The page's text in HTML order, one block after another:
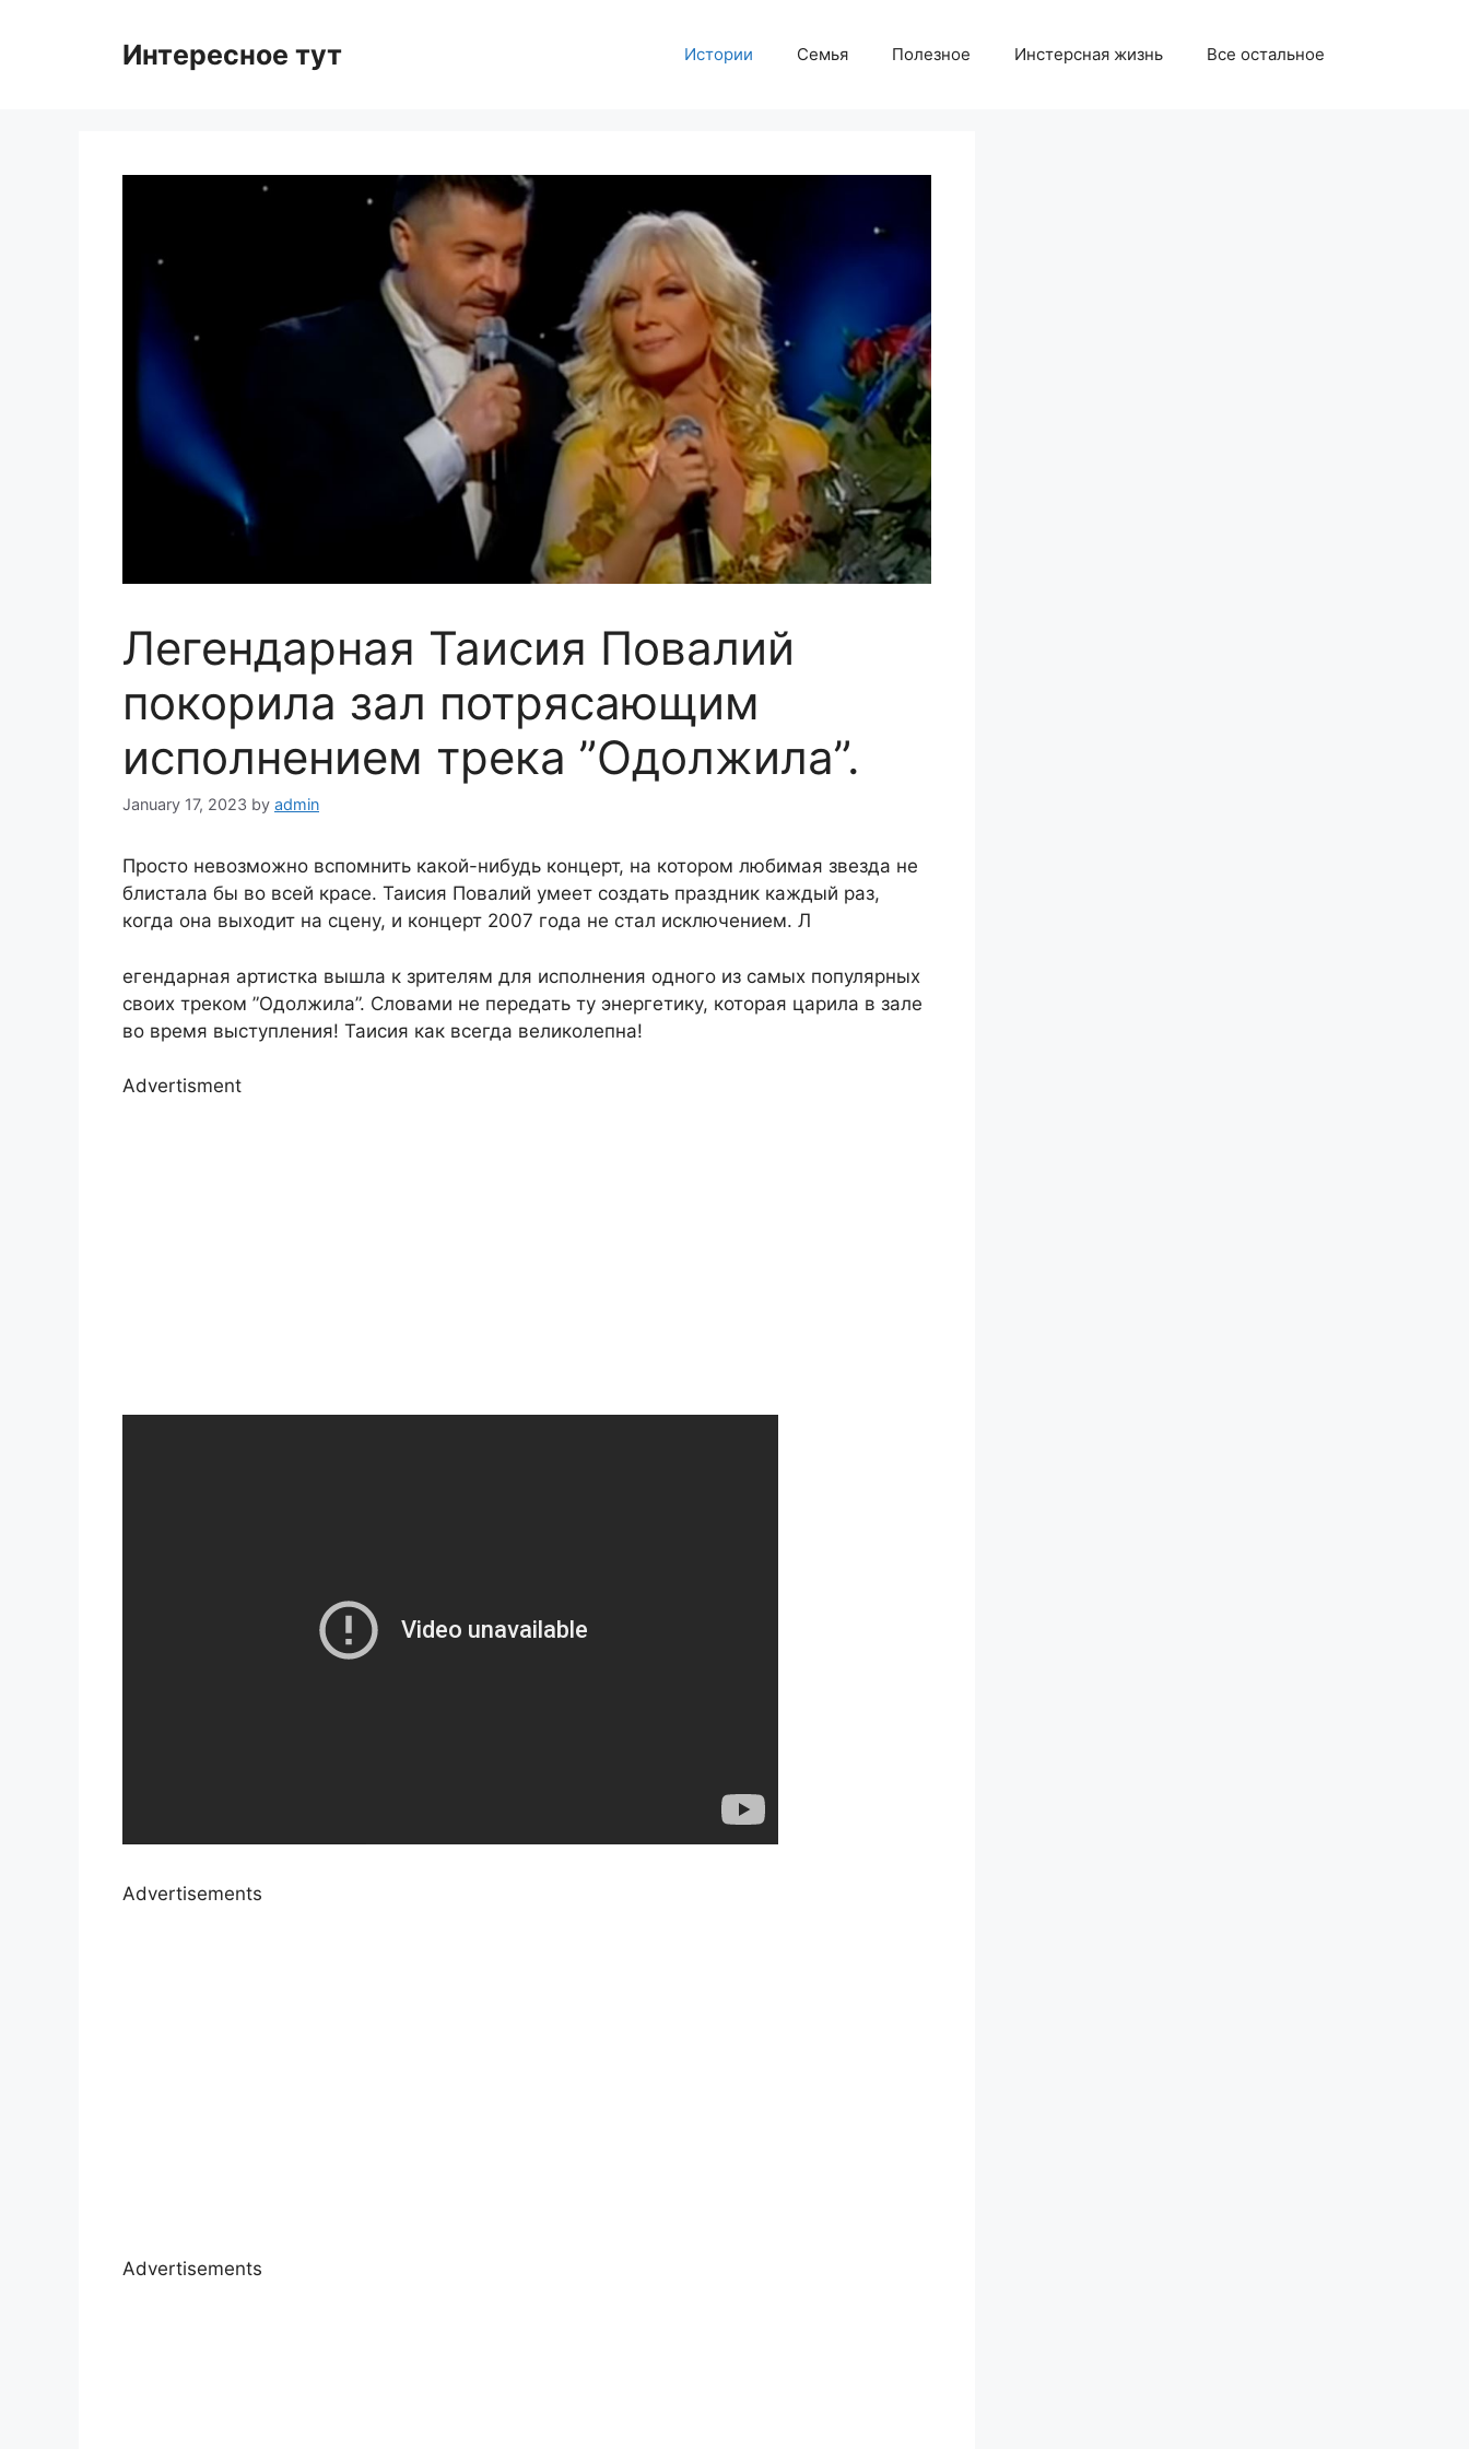
Интересное тут Истории Семья Полезное Инстерсная жизнь Все остальное
Легендарная Таисия Повалий
покорила зал потрясающим
исполнением трека ”Одолжила”.
January 17, 2023 by admin
Просто невозможно вспомнить какой-нибудь концерт, на котором любимая звезда не
блистала бы во всей красе. Таисия Повалий умеет создать праздник каждый раз,
когда она выходит на сцену, и концерт 2007 года не стал исключением. Л
егендарная артистка вышла к зрителям для исполнения одного из самых популярных
своих треком ”Одолжила”. Словами не передать ту энергетику, которая царила в зале
во время выступления! Таисия как всегда великолепна!
Advertisment
Advertisements
Advertisements